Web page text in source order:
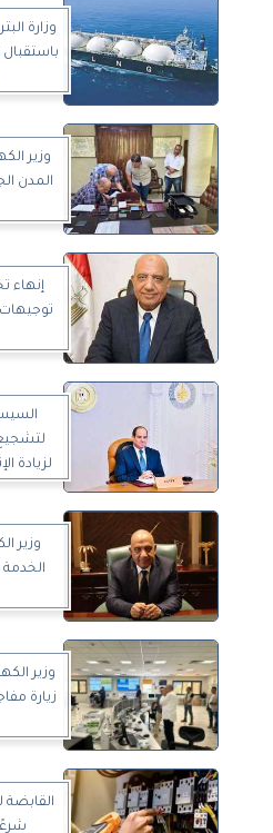
وزارة
وزير
المدن
إنهاء
لزيادة
وزير
وزير
زيارة
القابضة